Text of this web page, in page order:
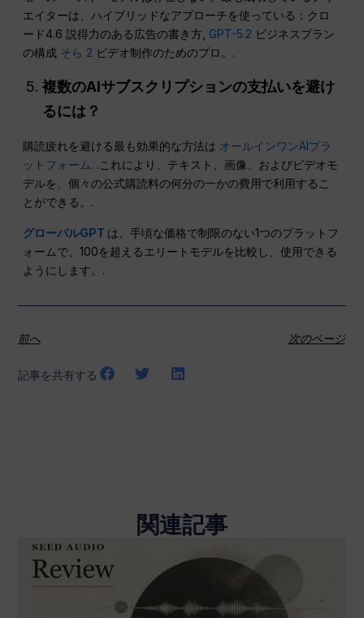
エイターは、ハイブリッドなアプローチを使っている：クロ
ード4.6 説得力のある広告の書き方, GPT-5.2 ビジネスプラン
の構成 そら 2 ビデオ制作のためのプロ。.
複数のAIサブスクリプションの支払いを避け
るには？
購読疲れを避ける最も効果的な方法は オールインワンAIプラ
ットフォーム. .これにより、テキスト、画像、およびビデオモ
デルを、個々の公式購読料の何分の一かの費用で利用するこ
とができる。.
グローバルGPT は、手頃な価格で制限のない1つのプラットフ
ォームで、100を超えるエリートモデルを比較し、使用できる
ようにします。.
前へ 次のページ
記事を共有する
関連記事